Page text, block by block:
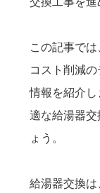
この記事では
コスト削減
情報を紹介
適な給湯器
ょう。
給湯器交換